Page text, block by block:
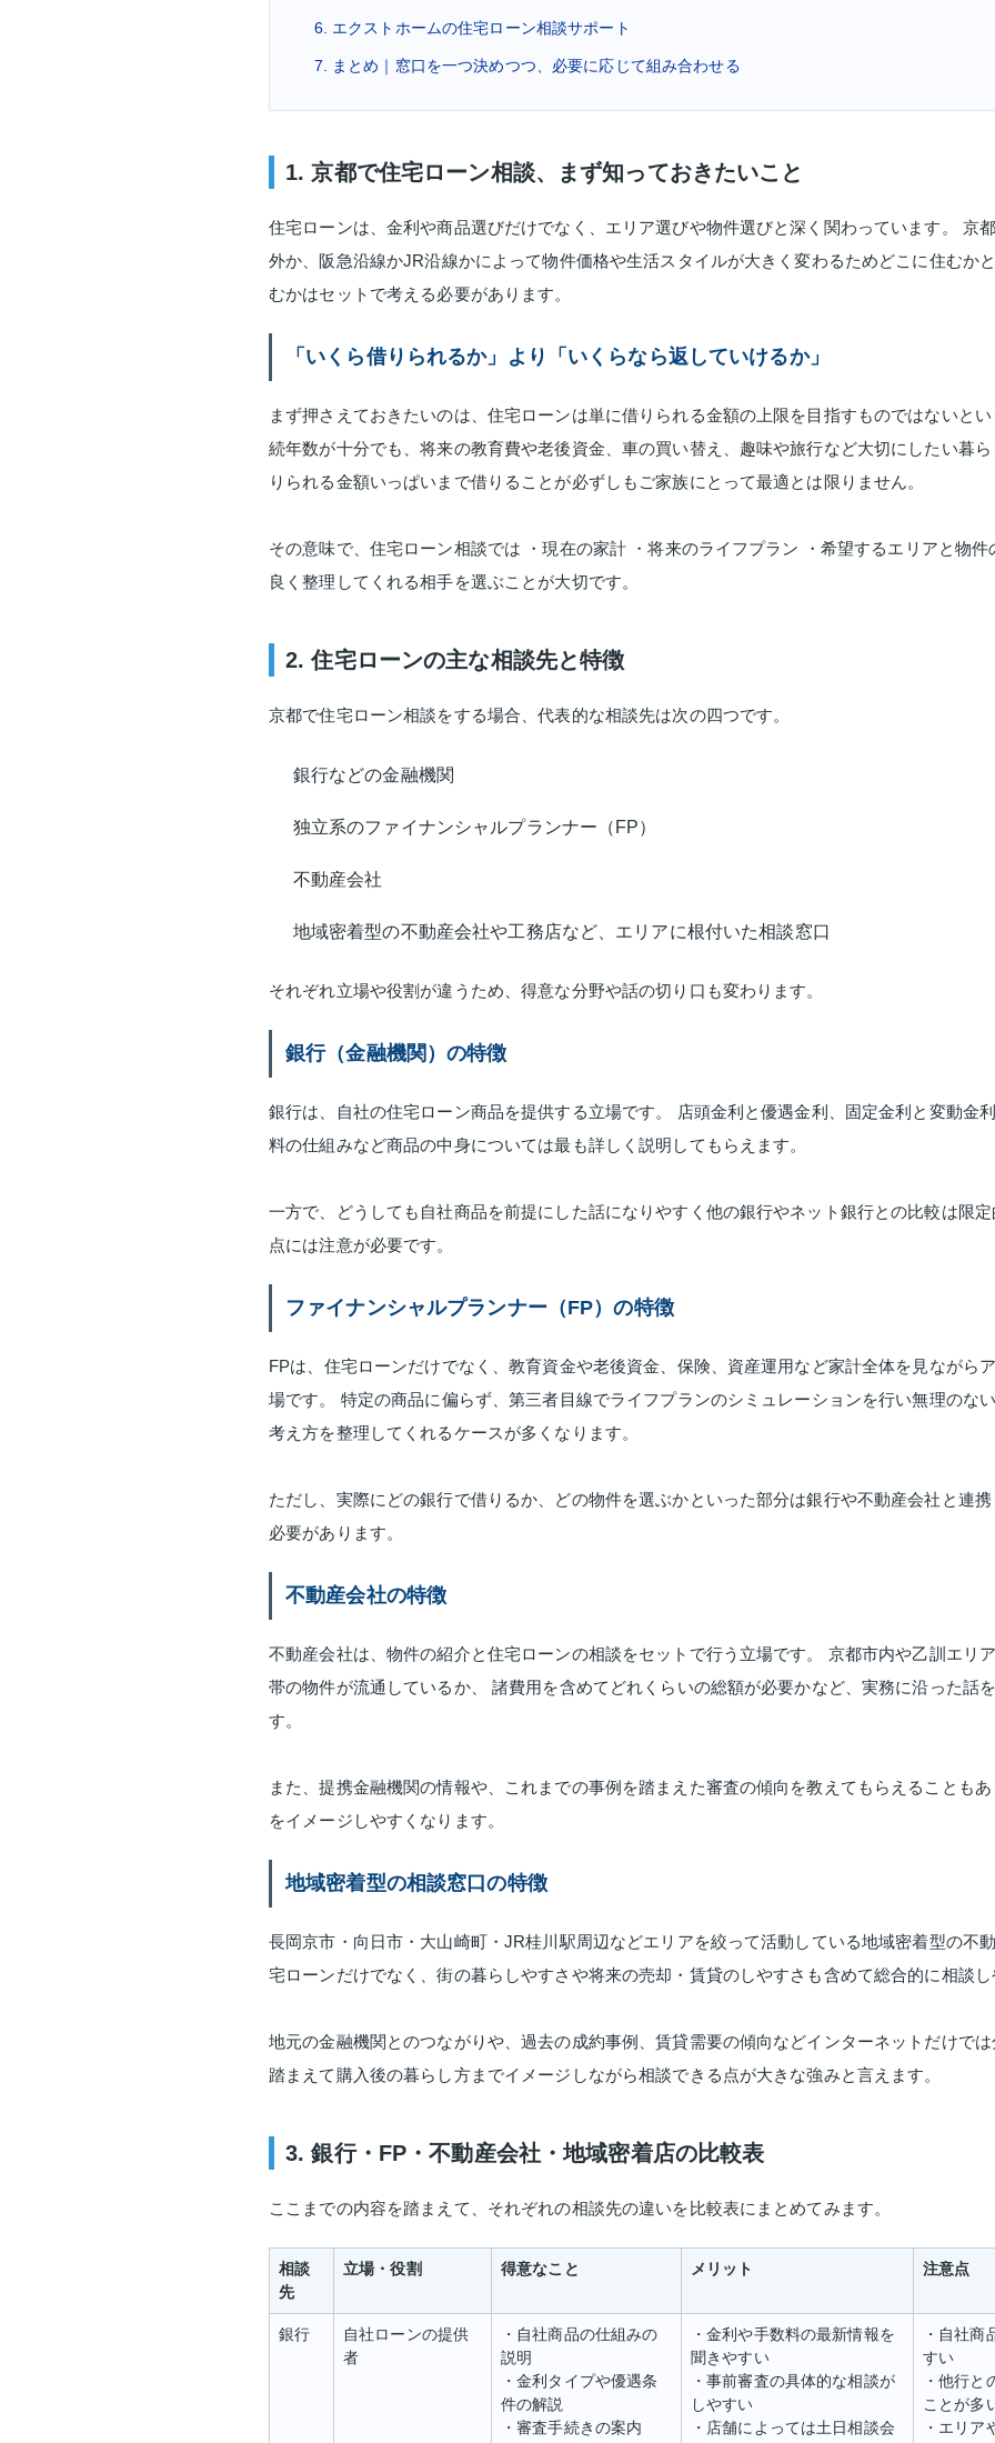
6. エクストホームの住宅ローン相談サポート
7. まとめ｜窓口を一つ決めつつ、必要に応じて組み合わせる
1. 京都で住宅ローン相談、まず知っておきたいこと
住宅ローンは、金利や商品選びだけでなく、エリア選びや物件選びと深く関わっています。 京
外か、阪急沿線かJR沿線かによって物件価格や生活スタイルが大きく変わるためどこに住むか
むかはセットで考える必要があります。
「いくら借りられるか」より「いくらなら返していけるか」
まず押さえておきたいのは、住宅ローンは単に借りられる金額の上限を目指すものではないと
続年数が十分でも、将来の教育費や老後資金、車の買い替え、趣味や旅行など大切にしたい暮
りられる金額いっぱいまで借りることが必ずしもご家族にとって最適とは限りません。
その意味で、住宅ローン相談では ・現在の家計 ・将来のライフプラン ・希望するエリアと物件
良く整理してくれる相手を選ぶことが大切です。
2. 住宅ローンの主な相談先と特徴
京都で住宅ローン相談をする場合、代表的な相談先は次の四つです。
銀行などの金融機関
独立系のファイナンシャルプランナー（FP）
不動産会社
地域密着型の不動産会社や工務店など、エリアに根付いた相談窓口
それぞれ立場や役割が違うため、得意な分野や話の切り口も変わります。
銀行（金融機関）の特徴
銀行は、自社の住宅ローン商品を提供する立場です。 店頭金利と優遇金利、固定金利と変動金
料の仕組みなど商品の中身については最も詳しく説明してもらえます。
一方で、どうしても自社商品を前提にした話になりやすく他の銀行やネット銀行との比較は限
点には注意が必要です。
ファイナンシャルプランナー（FP）の特徴
FPは、住宅ローンだけでなく、教育資金や老後資金、保険、資産運用など家計全体を見ながら
場です。 特定の商品に偏らず、第三者目線でライフプランのシミュレーションを行い無理のな
考え方を整理してくれるケースが多くなります。
ただし、実際にどの銀行で借りるか、どの物件を選ぶかといった部分は銀行や不動産会社と連携
必要があります。
不動産会社の特徴
不動産会社は、物件の紹介と住宅ローンの相談をセットで行う立場です。 京都市内や乙訓エリ
帯の物件が流通しているか、 諸費用を含めてどれくらいの総額が必要かなど、実務に沿った話
す。
また、提携金融機関の情報や、これまでの事例を踏まえた審査の傾向を教えてもらえることも
をイメージしやすくなります。
地域密着型の相談窓口の特徴
長岡京市・向日市・大山崎町・JR桂川駅周辺などエリアを絞って活動している地域密着型の不
宅ローンだけでなく、街の暮らしやすさや将来の売却・賃貸のしやすさも含めて総合的に相談し
地元の金融機関とのつながりや、過去の成約事例、賃貸需要の傾向などインターネットだけで
踏まえて購入後の暮らし方までイメージしながら相談できる点が大きな強みと言えます。
3. 銀行・FP・不動産会社・地域密着店の比較表
ここまでの内容を踏まえて、それぞれの相談先の違いを比較表にまとめてみます。
相談
先
立場・役割 得意なこと メリット 注意点
銀行
自社ローンの提供
者
・自社商品の仕組みの
説明
・金利タイプや優遇条
件の解説
・審査手続きの案内
・金利や手数料の最新情報を
聞きやすい
・事前審査の具体的な相談が
しやすい
・店舗によっては土日相談会
・自社商
すい
・他行と
ことが多
・エリア